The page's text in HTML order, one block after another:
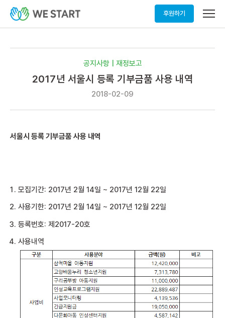
후원하기
메
열
공지사항 | 재정보고
2017년 서울시 등록 기부금품 사용 내역
2018-02-09
서울시 등록 기부금품 사용 내역
모집기간: 2017년 2월 14일 ~ 2017년 12월 22일
사용기한: 2017년 2월 14일 ~ 2017년 12월 22일
등록번호: 제2017-20호
사용내역